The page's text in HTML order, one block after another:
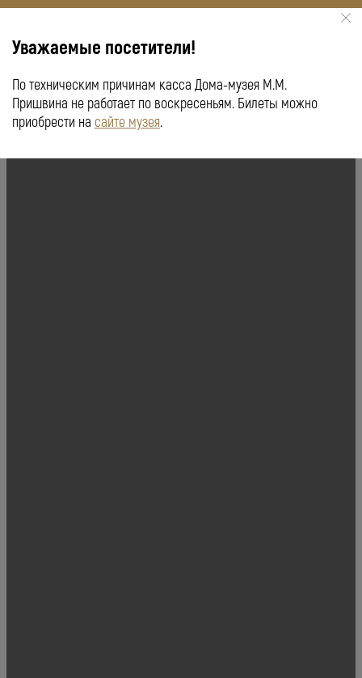
КУПИТЬ БИЛЕТ ПУШКИНСКАЯ КАРТА
Уважаемые посетители!
По техническим причинам касса Дома-музея М.М.
Пришвина не работает по воскресеньям. Билеты можно
приобрести на сайте музея.